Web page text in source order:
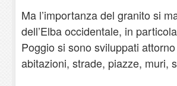
Ma l’importanza del granito si
dell’Elba occidentale, in
Poggio si sono sviluppati
abitazioni, strade, piazze, muri,